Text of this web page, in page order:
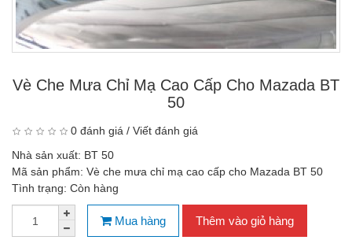
Vè Che Mưa Chỉ Mạ Cao Cấp Cho Mazada BT
50
0 đánh giá / Viết đánh giá
Nhà sản xuất: BT 50
Mã sản phẩm: Vè che mưa chỉ mạ cao cấp cho Mazada BT 50
Tình trạng: Còn hàng
Mua hàng Thêm vào giỏ hàng